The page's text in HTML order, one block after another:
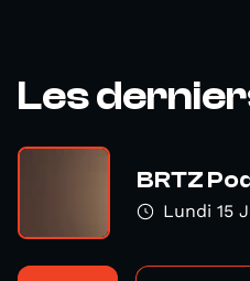
Les
BRTZ
Lundi 15